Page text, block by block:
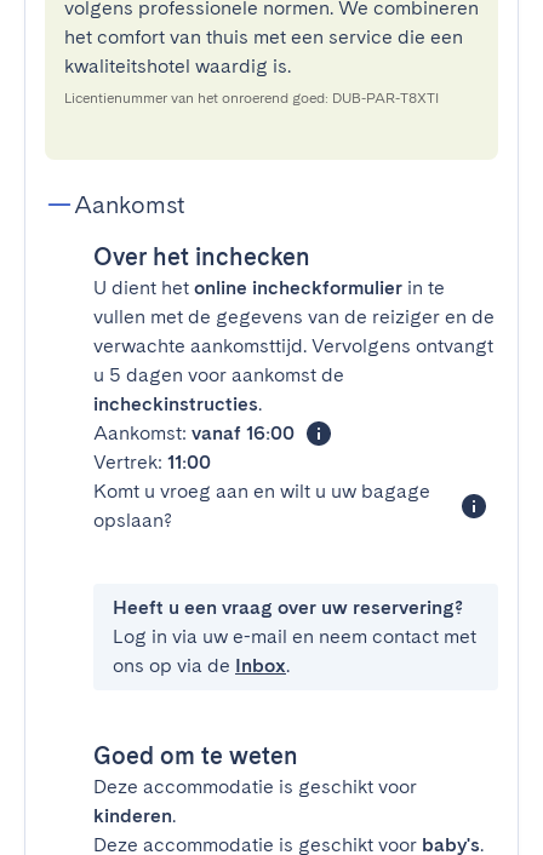
volgens professionele normen. We combineren
het comfort van thuis met een service die een
kwaliteitshotel waardig is.
Licentienummer van het onroerend goed: DUB-PAR-T8XTI
Aankomst
Over het inchecken
U dient het online incheckformulier in te
vullen met de gegevens van de reiziger en de
verwachte aankomsttijd. Vervolgens ontvangt
u 5 dagen voor aankomst de
incheckinstructies.
Aankomst: vanaf 16:00
Vertrek: 11:00
Komt u vroeg aan en wilt u uw bagage
opslaan?
Heeft u een vraag over uw reservering?
Log in via uw e-mail en neem contact met
ons op via de Inbox.
Goed om te weten
Deze accommodatie is geschikt voor
kinderen.
Deze accommodatie is geschikt voor baby's.